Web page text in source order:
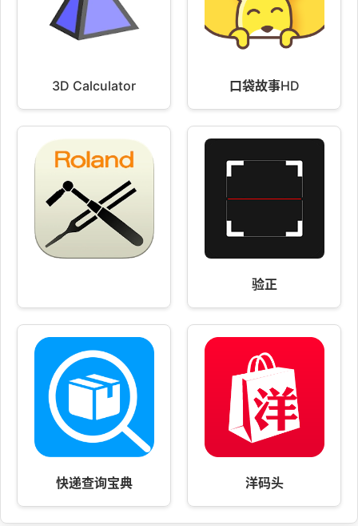
3D Calculator 口袋故事HD
验正
快递查询宝典 洋码头